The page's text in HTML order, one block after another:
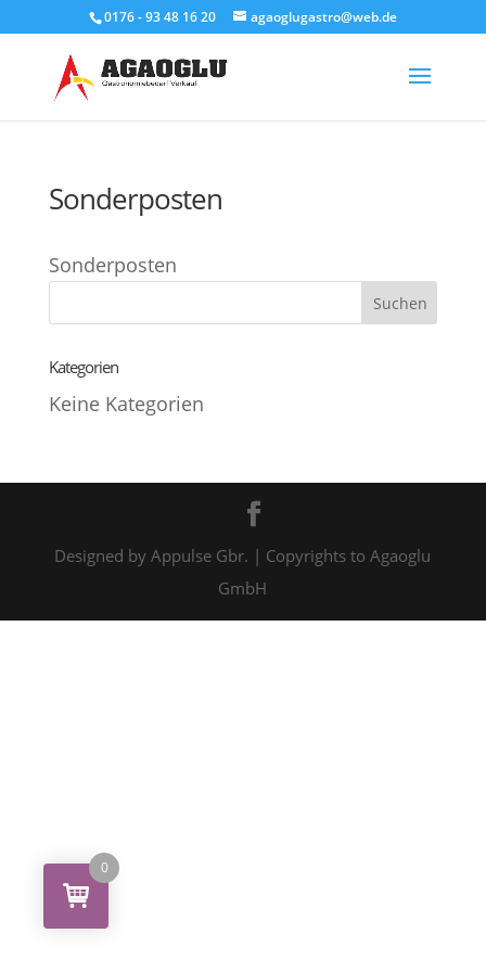
0176 - 93 48 16 20 agaoglugastro@web.de
Sonderposten
Sonderposten
Kategorien
Keine Kategorien
Designed by Appulse Gbr. | Copyrights to Agaoglu
GmbH
0